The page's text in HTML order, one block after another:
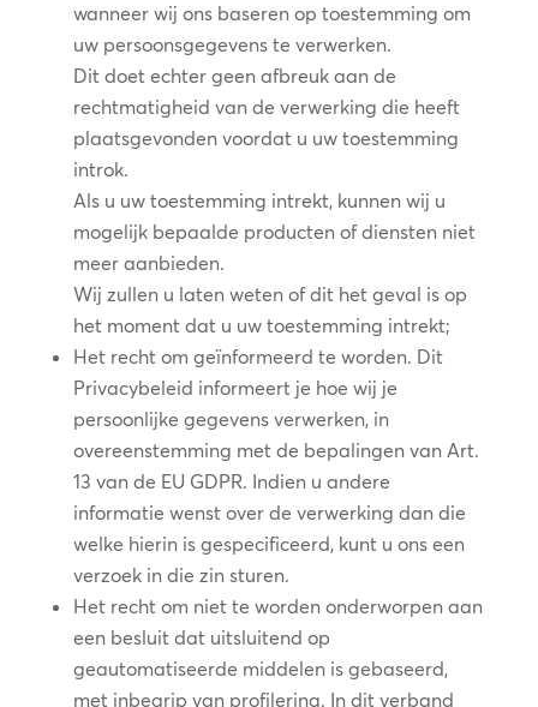
wanneer wij ons baseren op toestemming om
uw persoonsgegevens te verwerken.
Dit doet echter geen afbreuk aan de
rechtmatigheid van de verwerking die heeft
plaatsgevonden voordat u uw toestemming
introk.
Als u uw toestemming intrekt, kunnen wij u
mogelijk bepaalde producten of diensten niet
meer aanbieden.
Wij zullen u laten weten of dit het geval is op
het moment dat u uw toestemming intrekt;
Het recht om geïnformeerd te worden. Dit
Privacybeleid informeert je hoe wij je
persoonlijke gegevens verwerken, in
overeenstemming met de bepalingen van Art.
13 van de EU GDPR. Indien u andere
informatie wenst over de verwerking dan die
welke hierin is gespecificeerd, kunt u ons een
verzoek in die zin sturen.
Het recht om niet te worden onderworpen aan
een besluit dat uitsluitend op
geautomatiseerde middelen is gebaseerd,
met inbegrip van profilering. In dit verband